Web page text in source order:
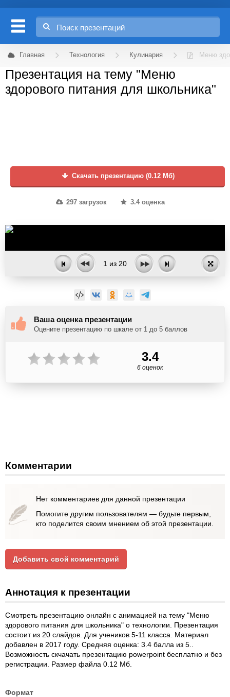
Главная Технология Кулинария Меню
Презентация на тему "Меню
здорового питания для школьника"
Скачать презентацию (0.12 Мб)
297 загрузок 3.4 оценка
1 из 20
Ваша оценка презентации
Оцените презентацию по шкале от 1 до 5 баллов
3.4
6 оценок
Комментарии
Нет комментариев для данной презентации
Помогите другим пользователям — будьте первым,
кто поделится своим мнением об этой презентации.
Добавить свой комментарий
Аннотация к презентации
Смотреть презентацию онлайн с анимацией на тему "Меню
здорового питания для школьника" о технологии. Презентация
состоит из 20 слайдов. Для учеников 5-11 класса. Материал
добавлен в 2017 году. Средняя оценка: 3.4 балла из 5..
Возможность скчачать презентацию powerpoint бесплатно и без
регистрации. Размер файла 0.12 Мб.
Формат